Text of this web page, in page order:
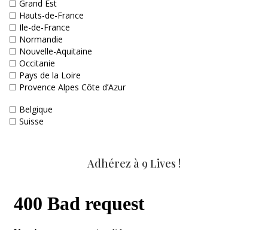
☐ Grand Est
☐ Hauts-de-France
☐ Ile-de-France
☐ Normandie
☐ Nouvelle-Aquitaine
☐ Occitanie
☐ Pays de la Loire
☐ Provence Alpes Côte d’Azur
☐ Belgique
☐ Suisse
Adhérez à 9 Lives !